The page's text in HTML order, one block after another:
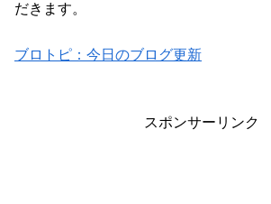
だきます。
ブロトピ：今日のブログ更新
スポンサーリンク